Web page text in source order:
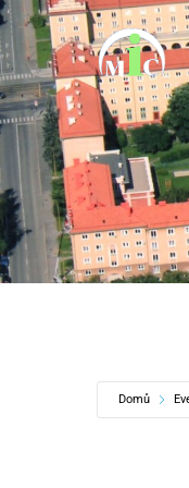
Přeskočit
na
obsah
Domů